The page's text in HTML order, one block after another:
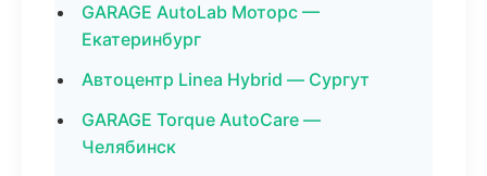
GARAGE AutoLab Моторс —
Екатеринбург
Автоцентр Linea Hybrid — Сургут
GARAGE Torque AutoCare —
Челябинск